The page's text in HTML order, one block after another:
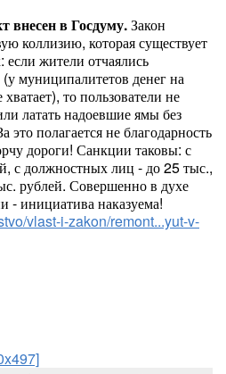
внесен в Госдуму.Закон
коллизию, которая существует
жители отчаялись
муниципалитетов денег на
то пользователи не
латать надоевшие ямы без
полагается не благодарность
дороги! Санкции таковы: с
с должностных лиц - до 25 тыс.,
рублей. Совершенно в духе
- инициатива наказуема!
vlast-i-zakon/remont...yut-v-